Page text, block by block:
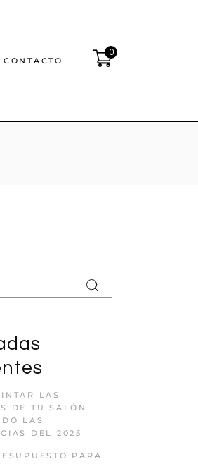
CONTACTO
0
LAS
DE TU SALÓN
LAS
DEL 2025
PARA